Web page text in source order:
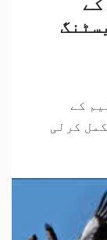
کے
کرلی